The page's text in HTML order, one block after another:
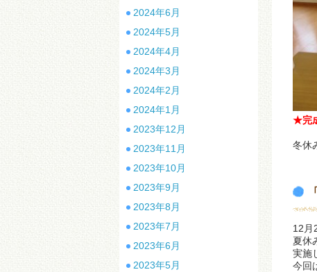
★完
冬休
12月
夏休
実施
今回
2024年6月
2024年5月
2024年4月
2024年3月
2024年2月
2024年1月
2023年12月
2023年11月
2023年10月
2023年9月
2023年8月
2023年7月
2023年6月
2023年5月